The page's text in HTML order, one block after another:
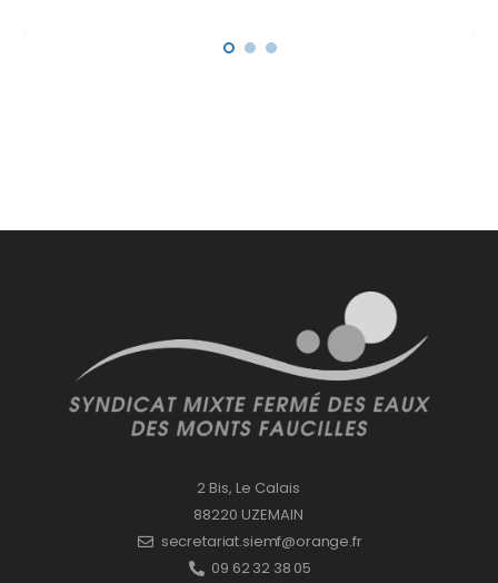
2 Bis, Le Calais
88220 UZEMAIN
secretariat.siemf@orange.fr
09 62 32 38 05